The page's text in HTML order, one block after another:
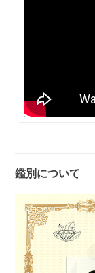
鑑別について